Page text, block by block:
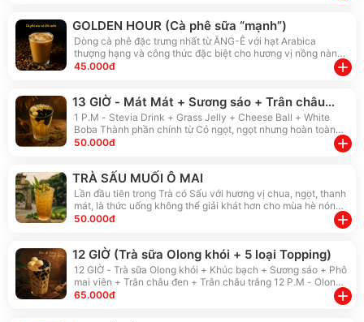
GOLDEN HOUR (Cà phê sữa “mạnh”)
Dòng cà phê đặc trưng nhất từ ĂNG-Ê với hạt Arabica
thượng hạng và công thức đặc biệt cho hương vị nồng nàn
đầy sự lôi cuốn. Vị cà phê sữa nhưng không sữa đặc mà pha
45.000đ add
13 GIỜ - Mát Mát + Sương sáo + Trân châu
trắng + Phô mai viên
1 P.M - Stevia Drink + Grass Jelly + Cheese Ball + White
Boba Thành phần chính từ Cỏ ngọt, ngọt nhưng hoàn toàn
không đường, hương vị lạ đặc trưng và tốt cho sức khoẻ. Vì
50.000đ add
TRÀ SẤU MUỐI Ô MAI
Lần đầu tiên trong Trà có Sấu với hương vị chua, ngọt, thanh
mát, là thức uống không thể giải khát hơn cho mùa hè nóng
rực. Đặc biệt kết hợp cùng muối ô mai làm tăng thêm cảm
50.000đ add
12 GIỜ (Trà sữa Olong khói + 5 loại Topping)
12 GIỜ - Trà sữa Olong khói + Khúc bạch + Sương sáo + Phô
mai viên + Trân châu đen + Trân châu trắng 12 P.M - Olong
Milk Tea + Vietnamese Panna Cotta + Grass Jelly + Cheese
Ball + Black Boba + White Boba Vị trà sữa Olong đặc trưng
65.000đ add